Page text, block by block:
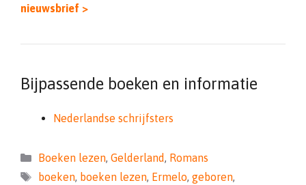
nieuwsbrief >
Bijpassende boeken en informatie
Nederlandse schrijfsters
Categorieën
Boeken lezen, Gelderland
Romans
Tags
boeken, boeken lezen, Ermelo, geboren,